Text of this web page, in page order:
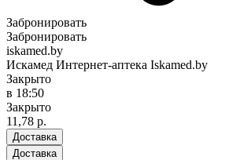
Забронировать
Забронировать
iskamed.by
Искамед Интернет-аптека Iskamed.by
Закрыто
в 18:50
Закрыто
11,78 р.
Доставка
Доставка